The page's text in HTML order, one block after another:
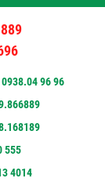
0938.04 96 96
555
4014